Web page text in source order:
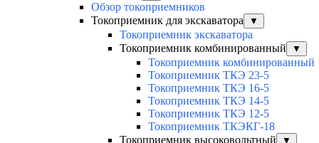
Обзор токоприемников
Токоприемник для экскаватора
▼
Токоприемник экскаватора
Токоприемник комбинированный
▼
Токоприемник комбинированный
Токоприемник ТКЭ 23-5
Токоприемник ТКЭ 16-5
Токоприемник ТКЭ 14-5
Токоприемник ТКЭ 12-5
Токоприемник ТКЭКГ-18
Токоприемник высоковольтный
▼